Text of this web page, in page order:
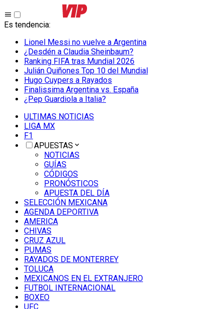
Es tendencia:
Lionel Messi no vuelve a Argentina
¿Desdén a Claudia Sheinbaum?
Ranking FIFA tras Mundial 2026
Julián Quiñones Top 10 del Mundial
Hugo Cuypers a Rayados
Finalissima Argentina vs. España
¿Pep Guardiola a Italia?
ULTIMAS NOTICIAS
LIGA MX
F1
APUESTAS
NOTICIAS
GUÍAS
CÓDIGOS
PRONÓSTICOS
APUESTA DEL DÍA
SELECCIÓN MEXICANA
AGENDA DEPORTIVA
AMERICA
CHIVAS
CRUZ AZUL
PUMAS
RAYADOS DE MONTERREY
TOLUCA
MEXICANOS EN EL EXTRANJERO
FUTBOL INTERNACIONAL
BOXEO
UFC